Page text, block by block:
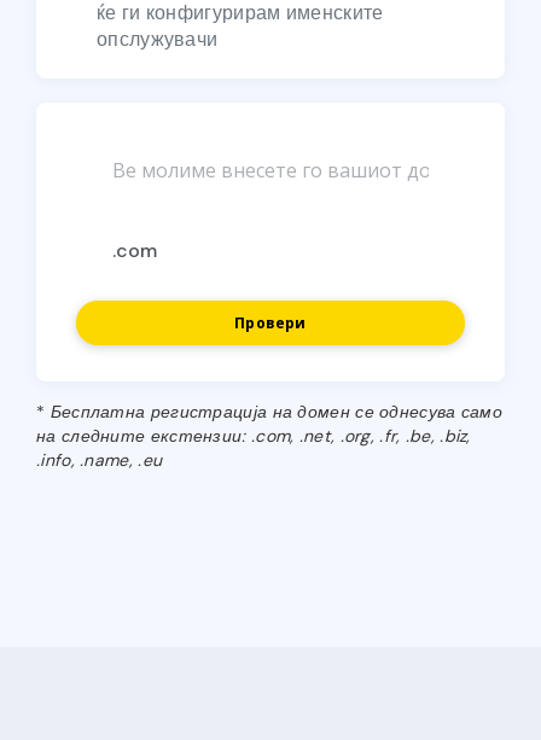
ќе ги конфигурирам именските
опслужувачи
Провери
* Бесплатна регистрација на домен се однесува само
на следните екстензии: .com, .net, .org, .fr, .be, .biz,
.info, .name, .eu